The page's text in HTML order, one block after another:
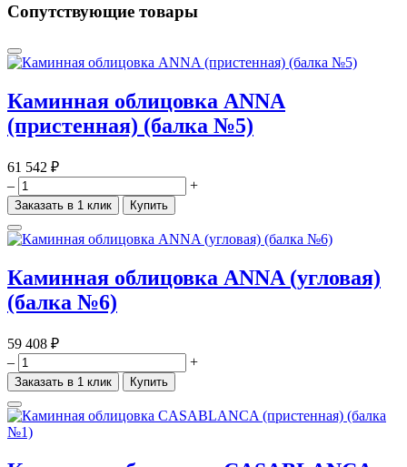
Сопутствующие товары
Каминная облицовка ANNA
(пристенная) (балка №5)
61 542 ₽
–
+
Заказать в 1 клик Купить
Каминная облицовка ANNA (угловая)
(балка №6)
59 408 ₽
–
+
Заказать в 1 клик Купить